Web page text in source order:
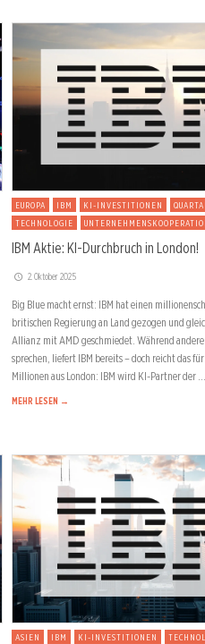
EUROPA IBM KI-INVESTITIONEN
TECHNOLOGIE
IBM Aktie: KI-Durchbruch in London!
2. Oktober 2025
Big Blue macht ernst: IBM hat einen
britischen Regierung an Land gezogen und
Allianz mit AMD geschmiedet. Während andere
sprechen, liefert IBM bereits – doch reicht das
Millionen aus London: IBM wird KI-Partner der …
MEHR LESEN →
ASIEN IBM KI-INVESTITIONEN